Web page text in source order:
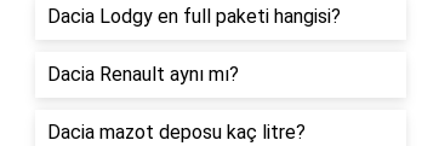
Dacia Lodgy en full paketi hangisi?
Dacia Renault aynı mı?
Dacia mazot deposu kaç litre?